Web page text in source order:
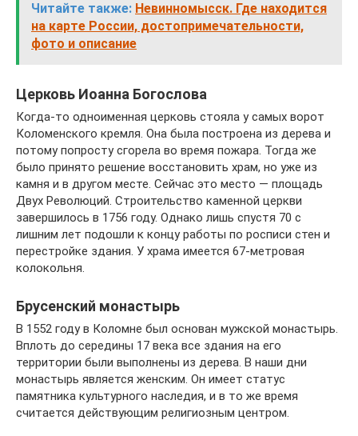
Читайте также: Невинномысск. Где находится
на карте России, достопримечательности,
фото и описание
Церковь Иоанна Богослова
Когда-то одноименная церковь стояла у самых ворот
Коломенского кремля. Она была построена из дерева и
потому попросту сгорела во время пожара. Тогда же
было принято решение восстановить храм, но уже из
камня и в другом месте. Сейчас это место — площадь
Двух Революций. Строительство каменной церкви
завершилось в 1756 году. Однако лишь спустя 70 с
лишним лет подошли к концу работы по росписи стен и
перестройке здания. У храма имеется 67-метровая
колокольня.
Брусенский монастырь
В 1552 году в Коломне был основан мужской монастырь.
Вплоть до середины 17 века все здания на его
территории были выполнены из дерева. В наши дни
монастырь является женским. Он имеет статус
памятника культурного наследия, и в то же время
считается действующим религиозным центром.